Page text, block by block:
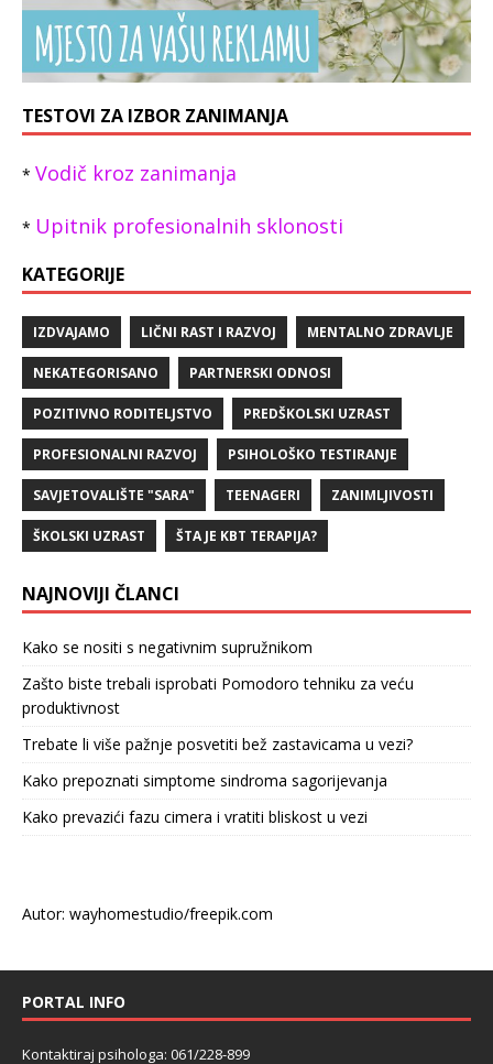
TESTOVI ZA IZBOR ZANIMANJA
* Vodič kroz zanimanja
* Upitnik profesionalnih sklonosti
KATEGORIJE
IZDVAJAMO LIČNI RAST I RAZVOJ MENTALNO ZDRAVLJE
NEKATEGORISANO PARTNERSKI ODNOSI
POZITIVNO RODITELJSTVO PREDŠKOLSKI UZRAST
PROFESIONALNI RAZVOJ PSIHOLOŠKO TESTIRANJE
SAVJETOVALIŠTE "SARA" TEENAGERI ZANIMLJIVOSTI
ŠKOLSKI UZRAST ŠTA JE KBT TERAPIJA?
NAJNOVIJI ČLANCI
Kako se nositi s negativnim supružnikom
Zašto biste trebali isprobati Pomodoro tehniku za veću
produktivnost
Trebate li više pažnje posvetiti bež zastavicama u vezi?
Kako prepoznati simptome sindroma sagorijevanja
Kako prevazići fazu cimera i vratiti bliskost u vezi
Autor: wayhomestudio/freepik.com
PORTAL INFO
Kontaktiraj psihologa: 061/228-899